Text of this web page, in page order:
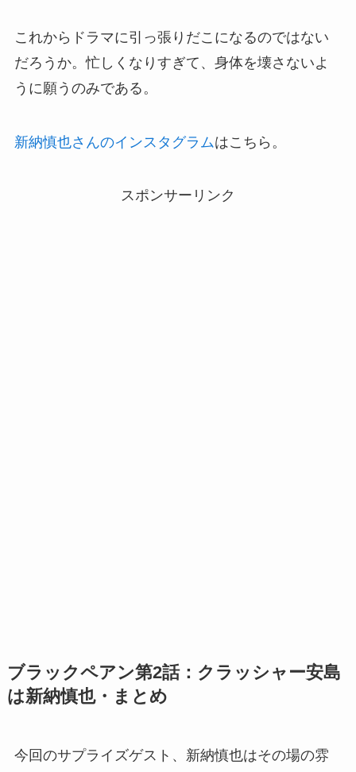
これからドラマに引っ張りだこになるのではない
だろうか。忙しくなりすぎて、身体を壊さないよ
うに願うのみである。
新納慎也さんのインスタグラムはこちら。
スポンサーリンク
ブラックペアン第2話：クラッシャー安島
は新納慎也・まとめ
今回のサプライズゲスト、新納慎也はその場の雰